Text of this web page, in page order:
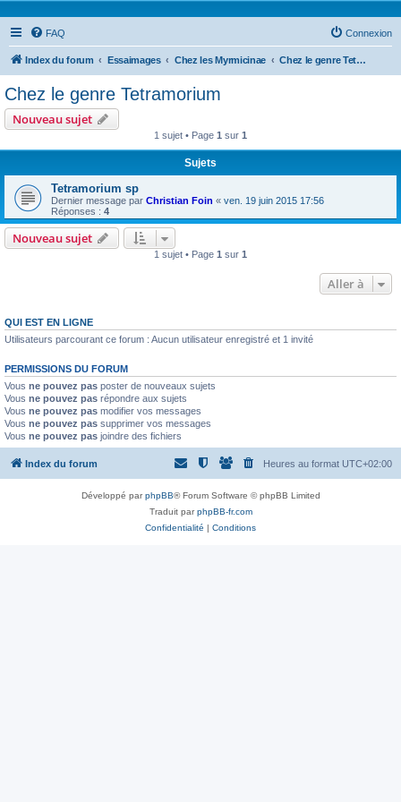
FAQ Connexion
Index du forum Essaimages Chez les Myrmicinae Chez le genre Tetramorium
Chez le genre Tetramorium
Nouveau sujet
1 sujet • Page 1 sur 1
Sujets
Tetramorium sp
Dernier message par Christian Foin « ven. 19 juin 2015 17:56
Réponses : 4
Nouveau sujet
1 sujet • Page 1 sur 1
Aller à
QUI EST EN LIGNE
Utilisateurs parcourant ce forum : Aucun utilisateur enregistré et 1 invité
PERMISSIONS DU FORUM
Vous ne pouvez pas poster de nouveaux sujets
Vous ne pouvez pas répondre aux sujets
Vous ne pouvez pas modifier vos messages
Vous ne pouvez pas supprimer vos messages
Vous ne pouvez pas joindre des fichiers
Index du forum Heures au format UTC+02:00
Développé parphpBB® Forum Software © phpBB Limited
Traduit parphpBB-fr.com
Confidentialité | Conditions